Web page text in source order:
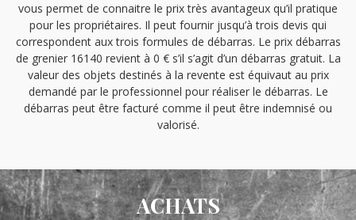
vous permet de connaitre le prix très avantageux qu’il pratique
pour les propriétaires. Il peut fournir jusqu’à trois devis qui
correspondent aux trois formules de débarras. Le prix débarras
de grenier 16140 revient à 0 € s’il s’agit d’un débarras gratuit. La
valeur des objets destinés à la revente est équivaut au prix
demandé par le professionnel pour réaliser le débarras. Le
débarras peut être facturé comme il peut être indemnisé ou
valorisé.
ACHATS